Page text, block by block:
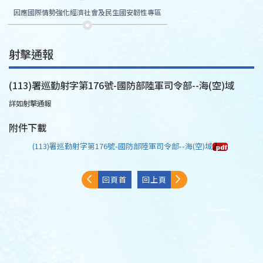
因應國際情勢強化經濟社會及民生國安韌性專區
射擊通報
(113)署巡勤射字第176號-國防部陸軍司令部--海(空)域
詳如射擊通報
附件下載
(113)署巡勤射字第176號-國防部陸軍司令部--海(空)域
回頁首 回上頁